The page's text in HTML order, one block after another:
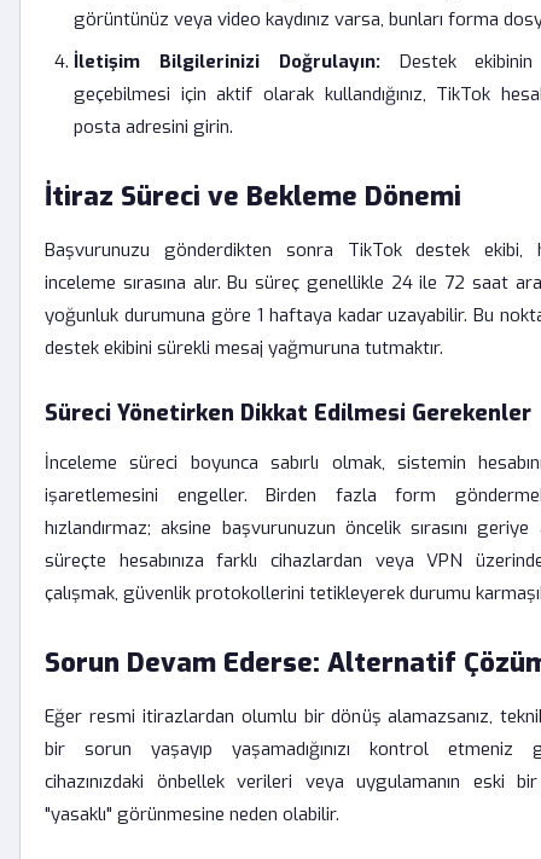
görüntünüz veya video kaydınız varsa, bunları forma
İletişim Bilgilerinizi Doğrulayın:Destek ekibinin
geçebilmesi için aktif olarak kullandığınız, TikTok
posta adresini girin.
İtiraz Süreci ve Bekleme Dönemi
Başvurunuzu gönderdikten sonra TikTok destek ekibi,
inceleme sırasına alır. Bu süreç genellikle 24 ile 72 saat
yoğunluk durumuna göre 1 haftaya kadar uzayabilir. Bu
destek ekibini sürekli mesaj yağmuruna tutmaktır.
Süreci Yönetirken Dikkat Edilmesi Gerekenler
İnceleme süreci boyunca sabırlı olmak, sistemin
işaretlemesini engeller. Birden fazla form
hızlandırmaz; aksine başvurunuzun öncelik sırasını
süreçte hesabınıza farklı cihazlardan veya VPN
çalışmak, güvenlik protokollerini tetikleyerek durumu
Sorun Devam Ederse: Alternatif
Eğer resmi itirazlardan olumlu bir dönüş alamazsanız,
bir sorun yaşayıp yaşamadığınızı kontrol etmeniz
cihazınızdaki önbellek verileri veya uygulamanın eski
"yasaklı" görünmesine neden olabilir.